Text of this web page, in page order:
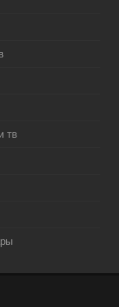
тв